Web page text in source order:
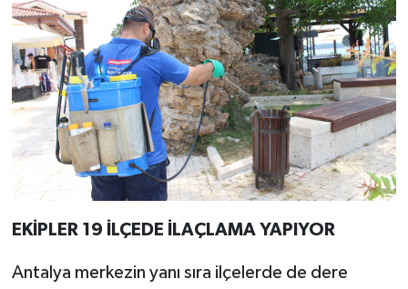
EKİPLER 19 İLÇEDE İLAÇLAMA YAPIYOR
Antalya merkezin yanı sıra ilçelerde de dere